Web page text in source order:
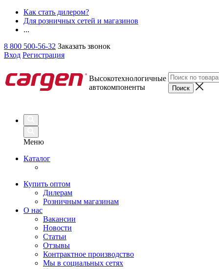
Как стать дилером?
Для розничных сетей и магазинов
...
8 800 500-56-32 Заказать звонок
Вход Регистрация
Высокотехнологичные
автокомпоненты
Меню
Каталог
Купить оптом
Дилерам
Розничным магазинам
О нас
Вакансии
Новости
Статьи
Отзывы
Контрактное производство
Мы в социальных сетях